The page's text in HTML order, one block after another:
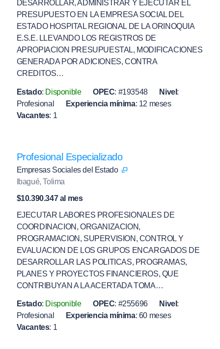
DESARROLLAR, ADMINISTRAR Y EJECUTAR EL
PRESUPUESTO EN LA EMPRESA SOCIAL DEL
ESTADO HOSPITAL REGIONAL DE LA ORINOQUIA
E.S.E. LLEVANDO LOS REGISTROS DE
APROPIACION PRESUPUESTAL, MODIFICACIONES
GENERADA POR ADICIONES, CONTRA
CREDITOS…
Estado: Disponible OPEC: #193548 Nivel :
Profesional
Experiencia mínima: 12 meses
Vacantes: 1
Profesional Especializado
Empresas Sociales del Estado
Ibagué, Tolima
$10.390.347 al mes
EJECUTAR LABORES PROFESIONALES DE
COORDINACION, ORGANIZACION,
PROGRAMACION, SUPERVISION, CONTROL Y
EVALUACION DE LOS GRUPOS ENCARGADOS DE
DESARROLLAR LAS POLITICAS, PROGRAMAS,
PLANES Y PROYECTOS FINANCIEROS, QUE
CONTRIBUYAN A LA ACERTADA TOMA…
Estado: Disponible OPEC: #255696 Nivel :
Profesional
Experiencia mínima: 60 meses
Vacantes: 1